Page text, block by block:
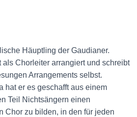
Häuptling der Gaudianer.
als Chorleiter arrangiert und schreibt
Arrangements selbst.
hat er es geschafft aus einem
Teil
Nichtsängern einen
Chor zu bilden, in den für jeden